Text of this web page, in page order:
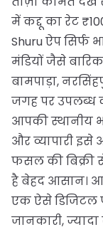
में कद्दू का रेट
Shuru ऐप सिर्फ
मंडियों जैसे
बामपाड़ा,
जगह पर उपलब्ध
आपकी स्थानीय
और व्यापारी
फसल की बिक्री
है बेहद आसान।
एक ऐसे डिजिटल
जानकारी,